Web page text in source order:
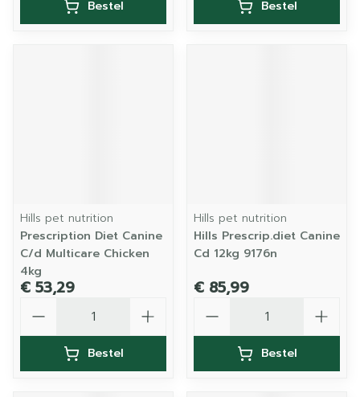
Bestel Bestel
Hills pet nutrition
Prescription Diet Canine
C/d Multicare Chicken
4kg
€ 53,29
Bestel
Hills pet nutrition
Hills Prescrip.diet Canine
Cd 12kg 9176n
€ 85,99
Bestel